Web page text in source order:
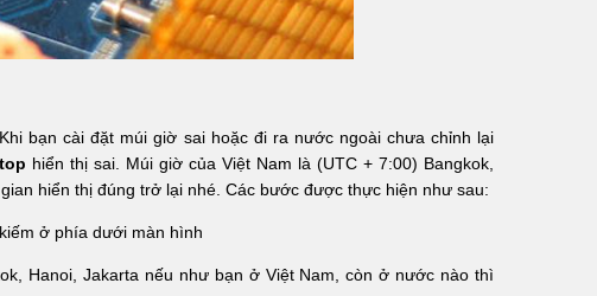
bạn cài đặt múi giờ sai hoặc đi ra nước ngoài chưa chỉnh lại
hiển thị sai. Múi giờ của Việt Nam là (UTC + 7:00) Bangkok,
hiển thị đúng trở lại nhé. Các bước được thực hiện như sau:
ở phía dưới màn hình
Hanoi, Jakarta nếu như bạn ở Việt Nam, còn ở nước nào thì